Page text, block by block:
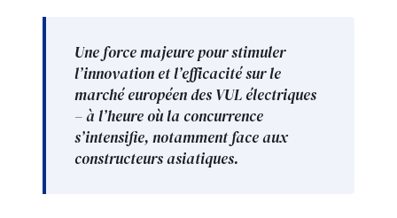
Une force majeure pour stimuler
l’innovation et l’efficacité sur le
marché européen des VUL électriques
– à l’heure où la concurrence
s’intensifie, notamment face aux
constructeurs asiatiques.